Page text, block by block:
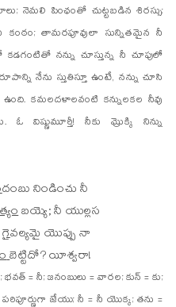
నెమలి పింఛంతో చుట్టబడిన శిరస్సు;
తామరపూవులా సున్నితమైన నీ
నన్ను చూస్తున్న నీ చూపులో
నేను స్తుతిస్తూ ఉంటే, నన్ను చూసి
కమలదళాలవంటి కన్నులకల నీవు
ఓ విష్ణుమూర్తీ! నీకు మ్రొక్కి నిన్ను
దంబు నిండించు నీ
త్యంబయ్యె; నీ యుల్లస
గైవల్యమై యొప్పు నా
బెట్టిదో? యీశ్వరా!
= నీ; జనంబులు = వారల; కున్ = కు;
జేయు; నీ = నీ యొక్క; తను =